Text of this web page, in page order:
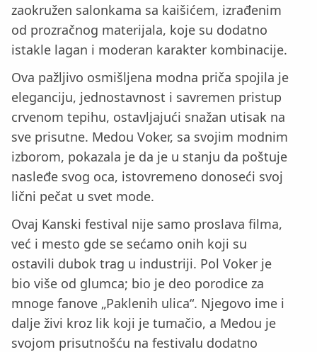
zaokružen salonkama sa kaišićem, izrađenim
od prozračnog materijala, koje su dodatno
istakle lagan i moderan karakter kombinacije.
Ova pažljivo osmišljena modna priča spojila je
eleganciju, jednostavnost i savremen pristup
crvenom tepihu, ostavljajući snažan utisak na
sve prisutne. Medou Voker, sa svojim modnim
izborom, pokazala je da je u stanju da poštuje
nasleđe svog oca, istovremeno donoseći svoj
lični pečat u svet mode.
Ovaj Kanski festival nije samo proslava filma,
već i mesto gde se sećamo onih koji su
ostavili dubok trag u industriji. Pol Voker je
bio više od glumca; bio je deo porodice za
mnoge fanove „Paklenih ulica“. Njegovo ime i
dalje živi kroz lik koji je tumačio, a Medou je
svojom prisutnošću na festivalu dodatno